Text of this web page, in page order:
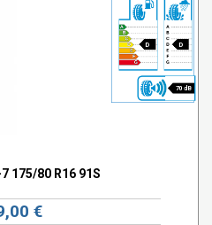
D D
70 dB
175/80 R16 91S
€